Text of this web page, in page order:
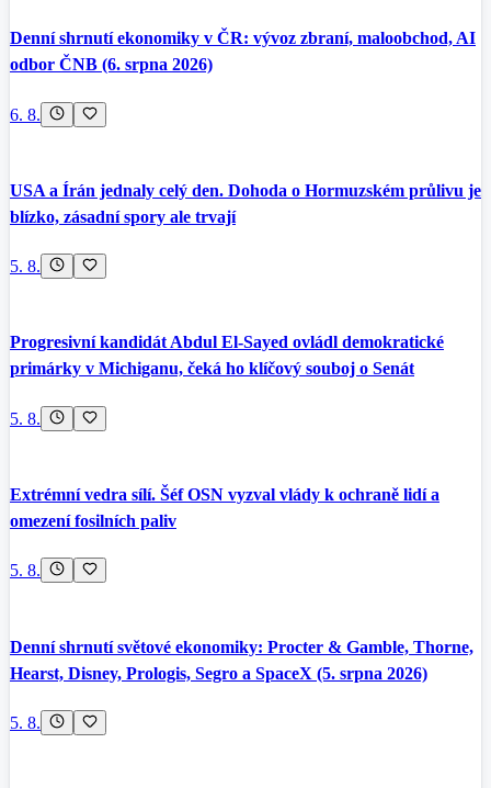
Denní shrnutí ekonomiky v ČR: vývoz zbraní, maloobchod, AI
odbor ČNB (6. srpna 2026)
6. 8.
USA a Írán jednaly celý den. Dohoda o Hormuzském průlivu je
blízko, zásadní spory ale trvají
5. 8.
Progresivní kandidát Abdul El-Sayed ovládl demokratické
primárky v Michiganu, čeká ho klíčový souboj o Senát
5. 8.
Extrémní vedra sílí. Šéf OSN vyzval vlády k ochraně lidí a
omezení fosilních paliv
5. 8.
Denní shrnutí světové ekonomiky: Procter & Gamble, Thorne,
Hearst, Disney, Prologis, Segro a SpaceX (5. srpna 2026)
5. 8.